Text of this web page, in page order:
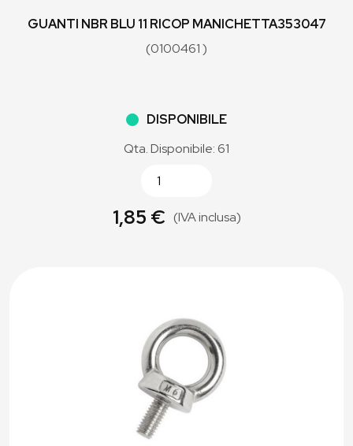
GUANTI NBR BLU 11 RICOP MANICHETTA353047
(0100461 )
DISPONIBILE
Qta. Disponibile: 61
1,85 € (IVA inclusa)